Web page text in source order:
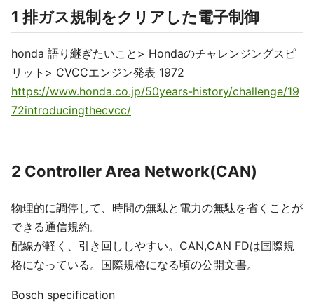
1 排ガス規制をクリアした電子制御
honda 語り継ぎたいこと> Hondaのチャレンジングスピ
リット> CVCCエンジン発表 1972
https://www.honda.co.jp/50years-history/challenge/19
72introducingthecvcc/
2 Controller Area Network(CAN)
物理的に調停して、時間の無駄と電力の無駄を省くことが
できる通信規約。
配線が軽く、引き回ししやすい。CAN,CAN FDは国際規
格になっている。国際規格になる頃の公開文書。
Bosch specification